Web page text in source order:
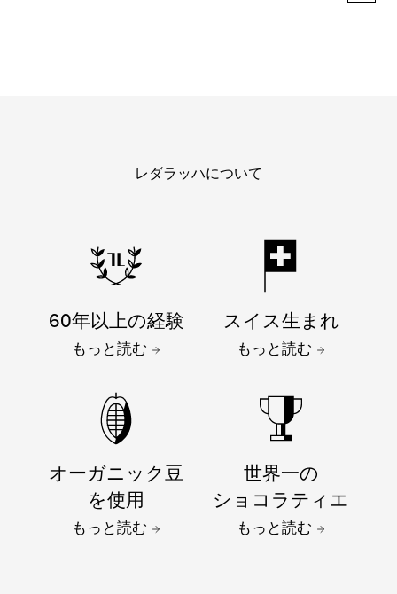
レダラッハについて
60年以上の経験
もっと読む
スイス生まれ
もっと読む
オーガニック豆
を使用
もっと読む
世界一の
ショコラティエ
もっと読む